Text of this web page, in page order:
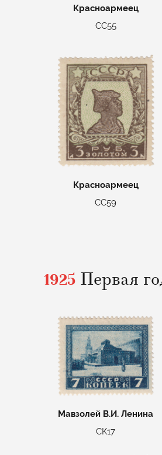
Красноармеец
СС55
Красноармеец
СС59
1925 Первая
Мавзолей В.И. Ленина
СК17